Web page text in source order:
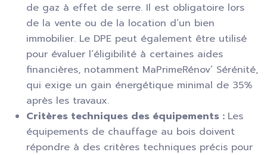
de gaz à effet de serre. Il est obligatoire lors
de la vente ou de la location d’un bien
immobilier. Le DPE peut également être utilisé
pour évaluer l’éligibilité à certaines aides
financières, notamment MaPrimeRénov’ Sérénité,
qui exige un gain énergétique minimal de 35%
après les travaux.
Critères techniques des équipements : Les
équipements de chauffage au bois doivent
répondre à des critères techniques précis pour